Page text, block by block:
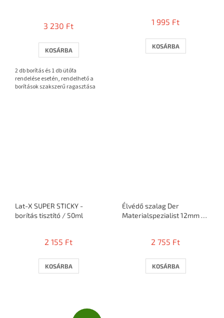
átlagos
5-
ből
csillag.
3 230 Ft
KOSÁRBA
2 db borítás és 1 db ütőfa
rendelése esetén, rendelhető a
borítások szakszerű ragasztása
1 995 Ft
KOSÁRBA
Lat-X SUPER STICKY -
borítás tisztító / 50ml
2 155 Ft
KOSÁRBA
Élvédő szalag Der
Materialspezialist 12mm /
2 755 Ft
KOSÁRBA